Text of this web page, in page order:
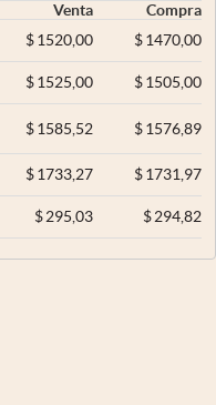
Venta
Compra
$ 1520,00 $1470,00
$ 1525,00 $1505,00
$ 1585,52 $1576,89
$ 1733,27 $1731,97
$295,03 $294,82